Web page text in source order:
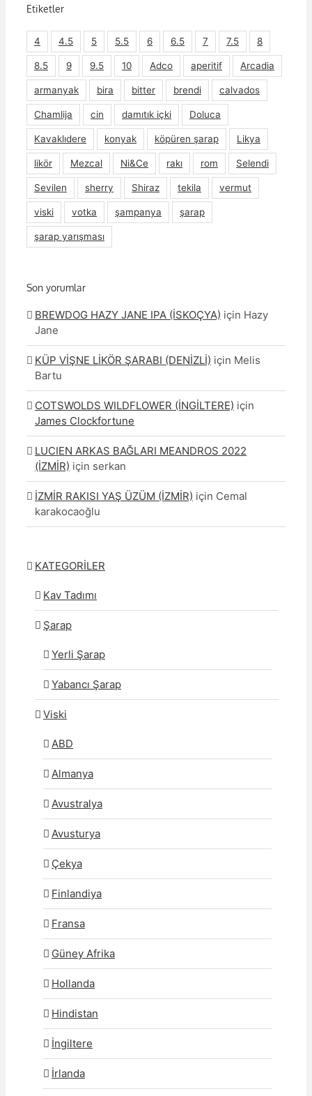
Etiketler
4 4.5 5 5.5 6 6.5 7 7.5 8
8.5 9 9.5 10 Adco aperitif Arcadia
armanyak bira bitter brendi calvados
Chamlija cin damıtık içki Doluca
Kavaklıdere konyak köpüren şarap Likya
likör Mezcal Ni&Ce rakı rom Selendi
Sevilen sherry Shiraz tekila vermut
viski votka şampanya şarap
şarap yarışması
Son yorumlar
BREWDOG HAZY JANE IPA (İSKOÇYA) için Hazy
Jane
KÜP VİŞNE LİKÖR ŞARABI (DENİZLİ) için Melis
Bartu
COTSWOLDS WILDFLOWER (İNGİLTERE) için
James Clockfortune
LUCIEN ARKAS BAĞLARI MEANDROS 2022
(İZMİR) için serkan
İZMİR RAKISI YAŞ ÜZÜM (İZMİR) için Cemal
karakocaoğlu
KATEGORİLER
Kav Tadımı
Şarap
Yerli Şarap
Yabancı Şarap
Viski
ABD
Almanya
Avustralya
Avusturya
Çekya
Finlandiya
Fransa
Güney Afrika
Hollanda
Hindistan
İngiltere
İrlanda